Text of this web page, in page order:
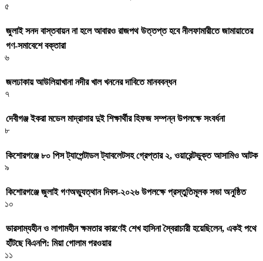
৫
জুলাই সনদ বাস্তবায়ন না হলে আবারও রাজপথ উত্তপ্ত হবে নীলফামারীতে জামায়াতের
গণ-সমাবেশে বক্তারা
৬
জলঢাকায় আউলিয়াখানা নদীর খাল খননের দাবিতে মানববন্ধন
৭
দেবীগঞ্জ ইকরা মডেল মাদ্রাসার দুই শিক্ষার্থীর হিফজ সম্পন্ন উপলক্ষে সংবর্ধনা
৮
কিশোরগঞ্জে ৮০ পিস ট্যাপেন্টাডল ট্যাবলেটসহ গ্রেপ্তার ২, ওয়ারেন্টভুক্ত আসামিও আটক
৯
কিশোরগঞ্জে জুলাই গণঅভ্যুত্থান দিবস-২০২৬ উপলক্ষে প্রস্তুতিমূলক সভা অনুষ্ঠিত
১০
ভারসাম্যহীন ও লাগামহীন ক্ষমতার কারণেই শেখ হাসিনা স্বৈরাচারী হয়েছিলেন, একই পথে
হাঁটছে বিএনপি: মিয়া গোলাম পরওয়ার
১১